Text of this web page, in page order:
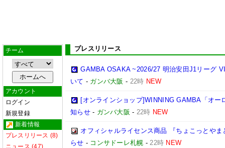
チーム
アカウント
ログイン
新規登録
新着情報
プレスリリース (8)
ニュース (47)
プレスリリース
GAMBA OSAKA ~2026/27 明治安田J1リーグ
いて - ガンバ大阪 - 22時 NEW
[オンラインショップ]WINNING GAMBA「オ
知らせ- ガンバ大阪 - 22時 NEW
オフィシャルライセンス商品 『ちょこっとや
らせ - コンサドーレ札幌 -22時 NEW